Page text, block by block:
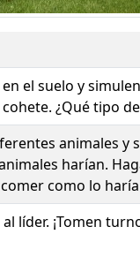
el suelo y
¿Qué tipo
animales y
harían.
como lo
líder. ¡Tomen